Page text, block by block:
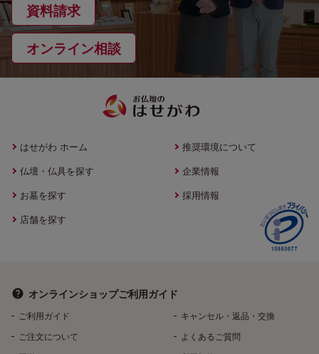
資料請求
オンライン相談
はせがわ ホーム
仏壇・仏具を探す
お墓を探す
店舗を探す
推奨環境について
企業情報
採用情報
オンラインショップご利用ガイド
ご利用ガイド
ご注文について
キャンセル・返品・交換
よくあるご質問